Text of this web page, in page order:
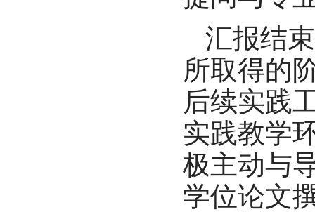
汇报结
所取得的
后续实践
实践教学
极主动与
学位论文